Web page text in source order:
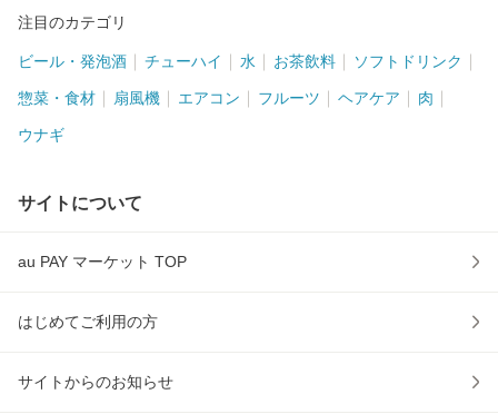
注目のカテゴリ
ビール・発泡酒 チューハイ 水 お茶飲料 ソフトドリンク
惣菜・食材 扇風機 エアコン フルーツ ヘアケア 肉
ウナギ
サイトについて
au PAY マーケット TOP
はじめてご利用の方
サイトからのお知らせ